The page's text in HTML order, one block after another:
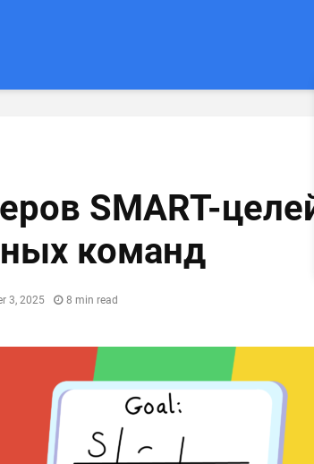
SMART-
команд
3, 2025 8 min read